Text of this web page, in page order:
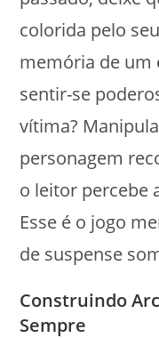
colorida pelo
memória de um
sentir-se
vítima?
personagem
o leitor percebe
Esse é o jogo
de suspense
Construindo
Sempre